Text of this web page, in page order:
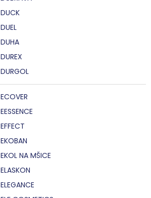
DUCK
DUEL
DUHA
DUREX
DURGOL
ECOVER
EESSENCE
EFFECT
EKOBAN
EKOL NA MŠICE
ELASKON
ELEGANCE